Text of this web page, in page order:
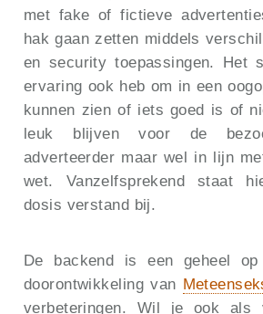
met fake of fictieve
hak gaan zetten middels
en security toepassingen. Het
ervaring ook heb om in een
kunnen zien of iets goed is of
leuk blijven voor de
adverteerder maar wel in lijn
wet. Vanzelfsprekend staat
dosis verstand bij.
De backend is een geheel op
doorontwikkeling van
verbeteringen. Wil je ook als